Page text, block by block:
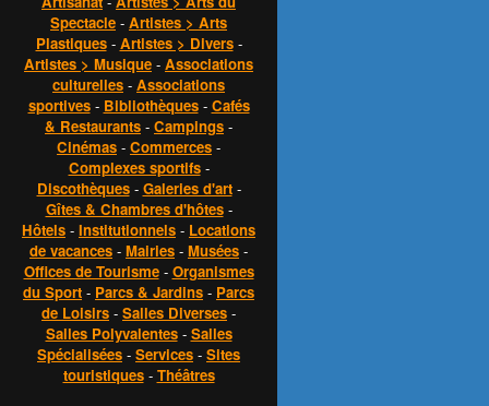
Spectacle - Artistes > Arts
Plastiques- Artistes > Divers-
Artistes > Musique - Associations
culturelles - Associations
sportives- Bibliothèques- Cafés
& Restaurants - Campings -
Cinémas - Commerces -
Complexes sportifs-
Discothèques- Galeries d'art-
Gîtes & Chambres d'hôtes-
Hôtels - Institutionnels - Locations
de vacances - Mairies - Musées -
Offices de Tourisme- Organismes
du Sport - Parcs & Jardins - Parcs
de Loisirs - Salles Diverses -
Salles Polyvalentes- Salles
Spécialisées - Services - Sites
touristiques- Théâtres